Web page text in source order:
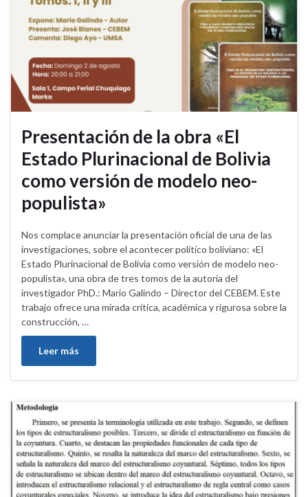
Presentación de la obra «El
Estado Plurinacional de Bolivia
como versión de modelo neo-
populista»
Nos complace anunciar la presentación oficial de una de las
investigaciones, sobre el acontecer político boliviano: «El
Estado Plurinacional de Bolivia como versión de modelo neo-
populista», una obra de tres tomos de la autoría del
investigador PhD.: Mario Galindo – Director del CEBEM. Este
trabajo ofrece una mirada crítica, académica y rigurosa sobre la
construcción, …
Leer más